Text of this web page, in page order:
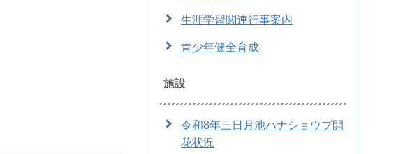
生涯学習関連行事案内
青少年健全育成
施設
令和8年三日月池ハナショウブ開
花状況